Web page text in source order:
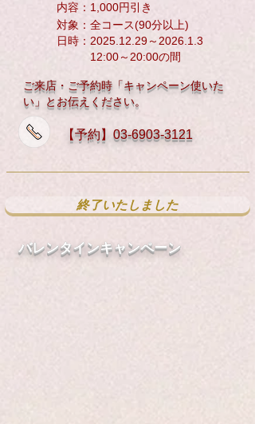
内容：1,000円引き
対象：全コース(90分以上)
日時：2025.12.29～2026.1.3
12:00～20:00の間
ご来店・ご予約時 「キャンペーン使いた
い」
とお伝えください。
​【予約】 03-6903-3121
終了いたしました
バレンタインキャンペーン